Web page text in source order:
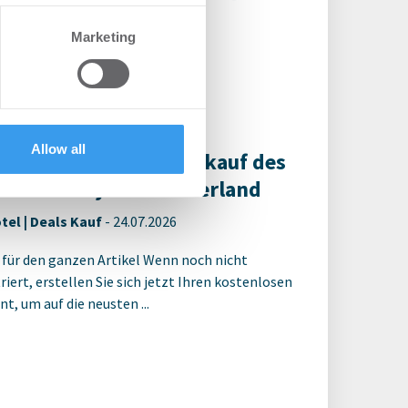
our traffic. We also share
Marketing
Allow allvermittelt Verkauf des
Sylt in Westerland
| Deals Kauf - 24.07.2026
den ganzen Artikel Wenn noch nicht
erstellen Sie sich jetzt Ihren kostenlosen
um auf die neusten ...